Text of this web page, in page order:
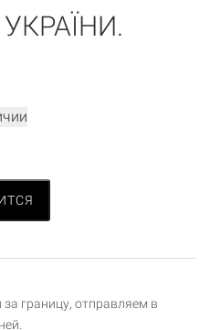
границу, отправляем в